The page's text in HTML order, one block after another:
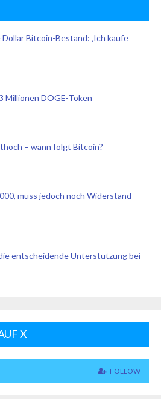
Bitcoin-Bestand: ‚Ich kaufe
Millionen DOGE-Token
– wann folgt Bitcoin?
muss jedoch noch Widerstand
entscheidende Unterstützung bei
X
FOLLOW